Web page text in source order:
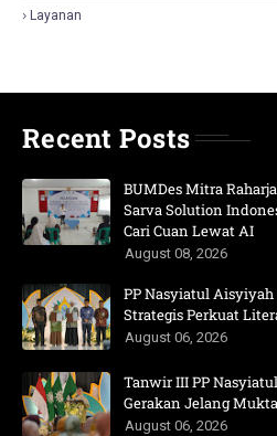
Layanan
Recent Posts
BUMDes Mitra
Sarva Solution
Cari Cuan Lewat AI
August 08, 2026
PP Nasyiatul Aisyiyah
Strategis Perkuat
August 06, 2026
Tanwir III PP
Gerakan Jelang
August 06, 2026